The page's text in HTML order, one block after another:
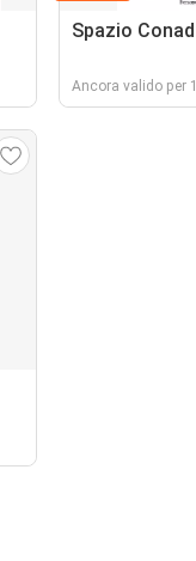
Spazio
Ancora valido per